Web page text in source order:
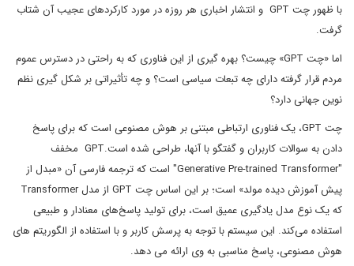
با ظهور چت GPT و انتشار اخباری هر روزه در مورد کارکردهای عجیب آن شتاب
گرفت.
اما «چت GPT» چیست؟ بهره گیری از این فناوری که به راحتی در دسترس عموم
مردم قرار گرفته دارای چه تبعات سیاسی است؟ و چه تأثیراتی بر شکل گیری نظم
نوین جهانی دارد؟
چت GPT، یک فناوری ارتباطی مبتنی بر هوش مصنوعی است که برای پاسخ
دادن به سوالات کاربران و گفتگو با آنها، طراحی شده است.GPT مخفف
"Generative Pre-trained Transformer" است که ترجمه فارسی آن «مبدل از
پیش آموزش دیده مولد» است؛ بر این اساس چت GPT از مدل Transformer
که یک نوع مدل یادگیری عمیق است، برای تولید پاسخ‌های معنادار و طبیعی
استفاده می‌کند. این سیستم با توجه به پرسش کاربر و با استفاده از الگوریتم های
هوش مصنوعی، پاسخ مناسبی به وی ارائه می دهد.